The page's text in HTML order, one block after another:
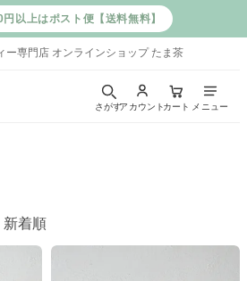
以上はポスト便【送料無料】
ー専門店 オンラインショップ たま茶
さがすアカウントカート メニュー
新着順